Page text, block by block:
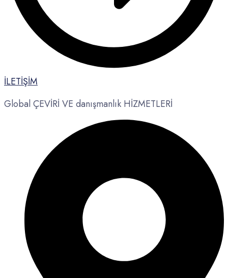
İLETİŞİM
Global ÇEVİRİ VE danışmanlık HİZMETLERİ